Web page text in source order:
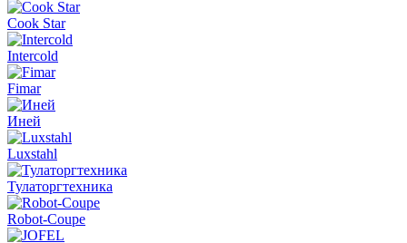
Cook Star
Intercold
Fimar
Иней
Luxstahl
Тулаторгтехника
Robot-Coupe